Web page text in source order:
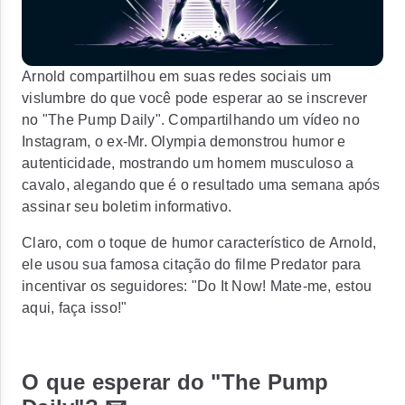
Arnold compartilhou em suas redes sociais um
vislumbre do que você pode esperar ao se inscrever
no "The Pump Daily". Compartilhando um vídeo no
Instagram, o ex-Mr. Olympia demonstrou humor e
autenticidade, mostrando um homem musculoso a
cavalo, alegando que é o resultado uma semana após
assinar seu boletim informativo.
Claro, com o toque de humor característico de Arnold,
ele usou sua famosa citação do filme Predator para
incentivar os seguidores: "Do It Now! Mate-me, estou
aqui, faça isso!"
O que esperar do "The Pump